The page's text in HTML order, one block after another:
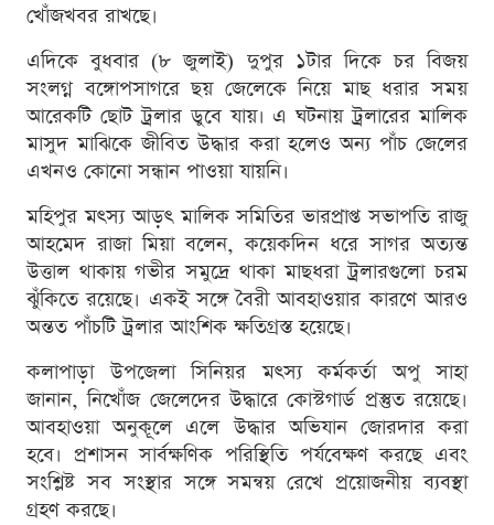
খোঁজখবর রাখছে।
এদিকে বুধবার (৮ জুলাই) দুপুর ১টার দিকে চর বিজয়
সংলগ্ন বঙ্গোপসাগরে ছয় জেলেকে নিয়ে মাছ ধরার সময়
আরেকটি ছোট ট্রলার ডুবে যায়। এ ঘটনায় ট্রলারের মালিক
মাসুদ মাঝিকে জীবিত উদ্ধার করা হলেও অন্য পাঁচ জেলের
এখনও কোনো সন্ধান পাওয়া যায়নি।
মহিপুর মৎস্য আড়ৎ মালিক সমিতির ভারপ্রাপ্ত সভাপতি রাজু
আহমেদ রাজা মিয়া বলেন, কয়েকদিন ধরে সাগর অত্যন্ত
উত্তাল থাকায় গভীর সমুদ্রে থাকা মাছধরা ট্রলারগুলো চরম
ঝুঁকিতে রয়েছে। একই সঙ্গে বৈরী আবহাওয়ার কারণে আরও
অন্তত পাঁচটি ট্রলার আংশিক ক্ষতিগ্রস্ত হয়েছে।
কলাপাড়া উপজেলা সিনিয়র মৎস্য কর্মকর্তা অপু সাহা
জানান, নিখোঁজ জেলেদের উদ্ধারে কোস্টগার্ড প্রস্তুত রয়েছে।
আবহাওয়া অনুকূলে এলে উদ্ধার অভিযান জোরদার করা
হবে। প্রশাসন সার্বক্ষণিক পরিস্থিতি পর্যবেক্ষণ করছে এবং
সংশ্লিষ্ট সব সংস্থার সঙ্গে সমন্বয় রেখে প্রয়োজনীয় ব্যবস্থা
গ্রহণ করছে।